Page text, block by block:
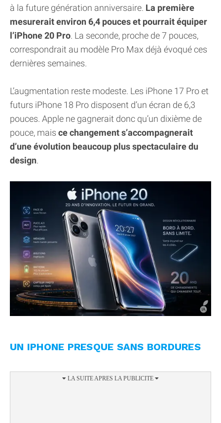
à la future génération anniversaire. La première
mesurerait environ 6,4 pouces et pourrait équiper
l’iPhone 20 Pro. La seconde, proche de 7 pouces,
correspondrait au modèle Pro Max déjà évoqué ces
dernières semaines.
L’augmentation reste modeste. Les iPhone 17 Pro et
futurs iPhone 18 Pro disposent d’un écran de 6,3
pouces. Apple ne gagnerait donc qu’un dixième de
pouce, mais ce changement s’accompagnerait
d’une évolution beaucoup plus spectaculaire du
design.
UN IPHONE PRESQUE SANS BORDURES